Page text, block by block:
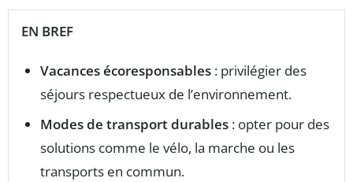
EN BREF
Vacances écoresponsables : privilégier des
séjours respectueux de l’environnement.
Modes de transport durables : opter pour des
solutions comme le vélo, la marche ou les
transports en commun.